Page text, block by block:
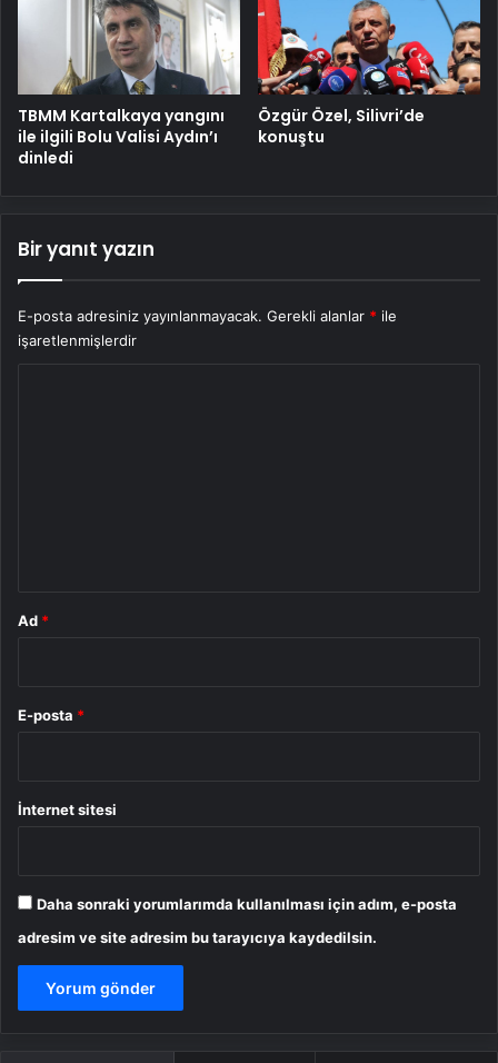
TBMM Kartalkaya yangını
ile ilgili Bolu Valisi Aydın’ı
dinledi
Özgür Özel, Silivri’de
konuştu
Bir yanıt yazın
E-posta adresiniz yayınlanmayacak. Gerekli alanlar * ile
işaretlenmişlerdir
Ad *
E-posta *
İnternet sitesi
Daha sonraki yorumlarımda kullanılması için adım, e-posta
adresim ve site adresim bu tarayıcıya kaydedilsin.